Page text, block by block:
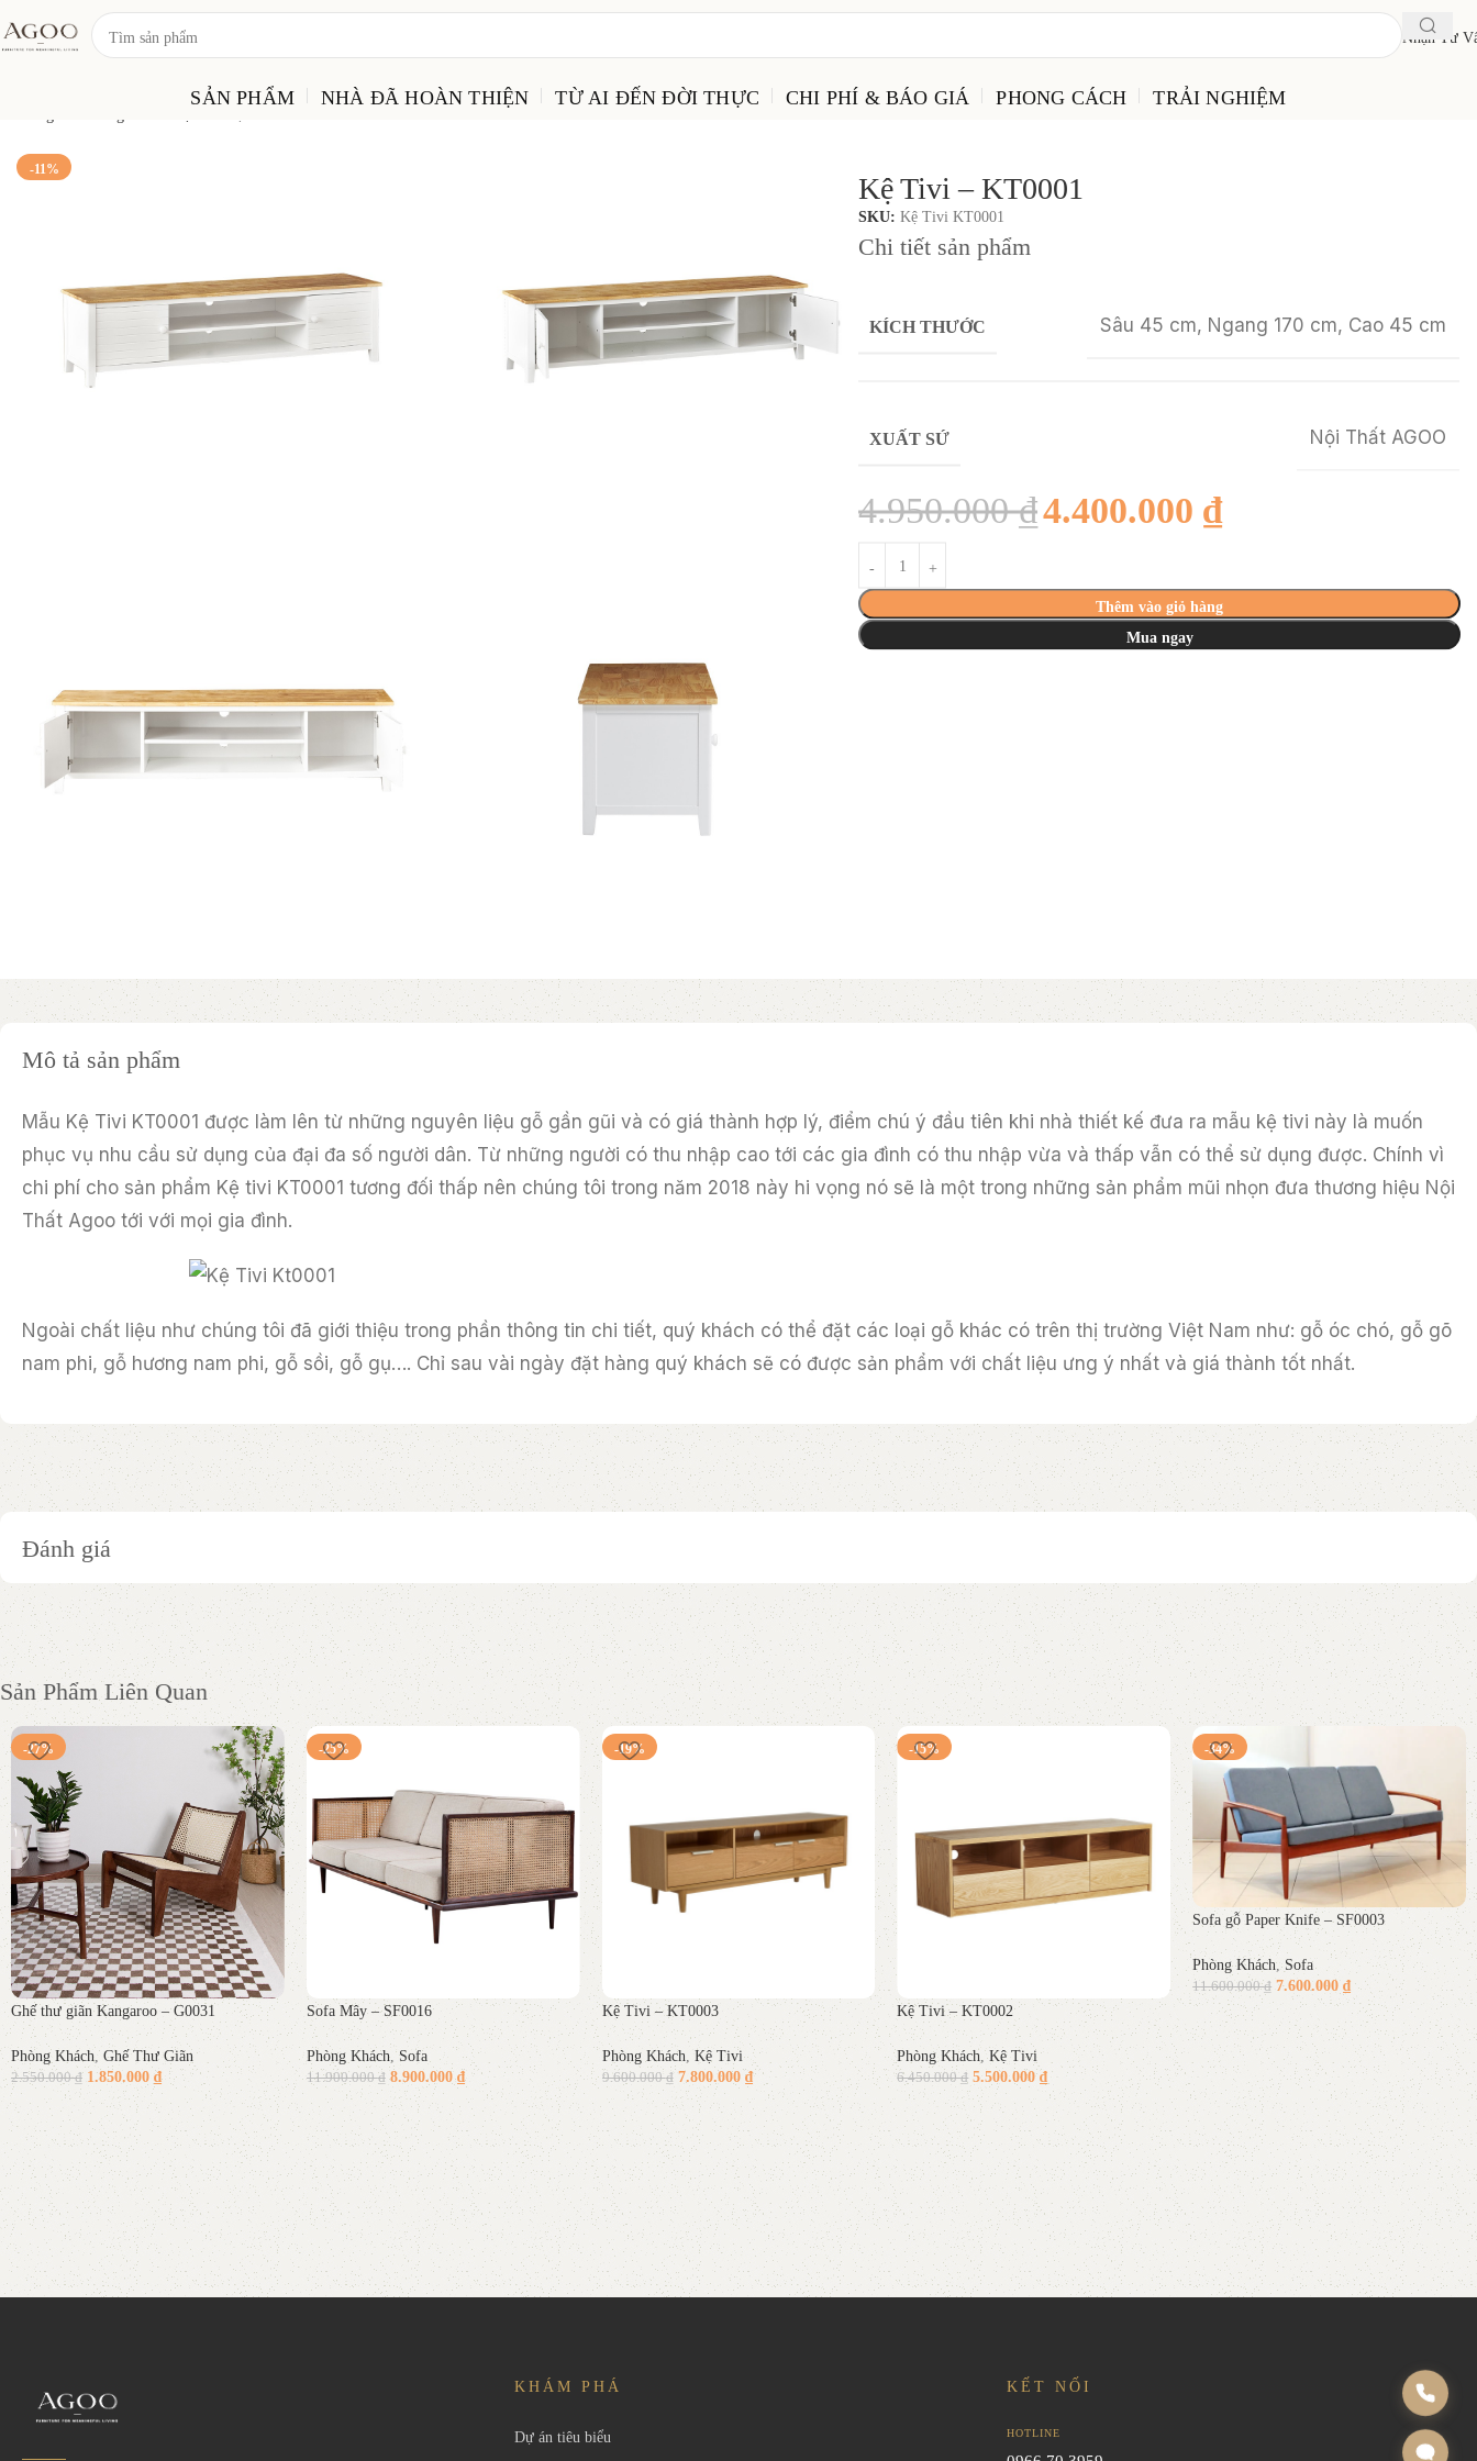
Nhận Tư
SẢN PHẨM NHÀ ĐÃ HOÀN THIỆN TỪ AI ĐẾN ĐỜI THỰC CHI PHÍ & BÁO GIÁ PHONG CÁCH TRẢI NGHIỆM
-11%
Kệ Tivi – KT0001
SKU:Kệ Tivi KT0001
Chi tiết sản phẩm
KÍCH THƯỚC Sâu 45 cm, Ngang 170 cm, Cao 45 cm
XUẤT SỨ Nội Thất AGOO
4.950.000₫4.400.000₫
Thêm vào giỏ hàng
Mua ngay
Mô tả sản phẩm
Mẫu Kệ Tivi KT0001 được làm lên từ những nguyên liệu gỗ gần gũi và có giá thành hợp lý, điểm chú ý đầu tiên khi nhà thiết kế đưa ra mẫu kệ tivi này là muốn
phục vụ nhu cầu sử dụng của đại đa số người dân. Từ những người có thu nhập cao tới các gia đình có thu nhập vừa và thấp vẫn có thể sử dụng được. Chính vì
chi phí cho sản phẩm Kệ tivi KT0001 tương đối thấp nên chúng tôi trong năm 2018 này hi vọng nó sẽ là một trong những sản phẩm mũi nhọn đưa thương hiệu Nội
Thất Agoo tới với mọi gia đình.
Ngoài chất liệu như chúng tôi đã giới thiệu trong phần thông tin chi tiết, quý khách có thể đặt các loại gỗ khác có trên thị trường Việt Nam như: gỗ óc chó, gỗ gõ
nam phi, gỗ hương nam phi, gỗ sồi, gỗ gụ…. Chỉ sau vài ngày đặt hàng quý khách sẽ có được sản phẩm với chất liệu ưng ý nhất và giá thành tốt nhất.
Đánh giá
Sản Phẩm Liên Quan
-27%
Ghế thư giãn Kangaroo – G0031
Phòng Khách , Ghế Thư Giãn
2.550.000₫ 1.850.000 ₫
Thêm vào giỏ hàng
-25%
Sofa Mây – SF0016
Phòng Khách,Sofa
11.900.000₫ 8.900.000 ₫
Thêm vào giỏ hàng
-19%
Kệ Tivi – KT0003
Phòng Khách Kệ Tivi
9.600.000₫ 7.800.000₫
Thêm vào giỏ hàng
-15%
Kệ Tivi – KT0002
Phòng Khách ,Kệ Tivi
6.450.000₫ 5.500.000₫
Thêm vào giỏ hàng
-34%
Sofa gỗ Paper Knife – SF0003
Phòng Khách, Sofa
11.600.000₫ 7.600.000₫
Thêm vào giỏ hàng
Read More
KHÁM PHÁ
Dự án tiêu biểu
KẾT NỐI
HOTLINE